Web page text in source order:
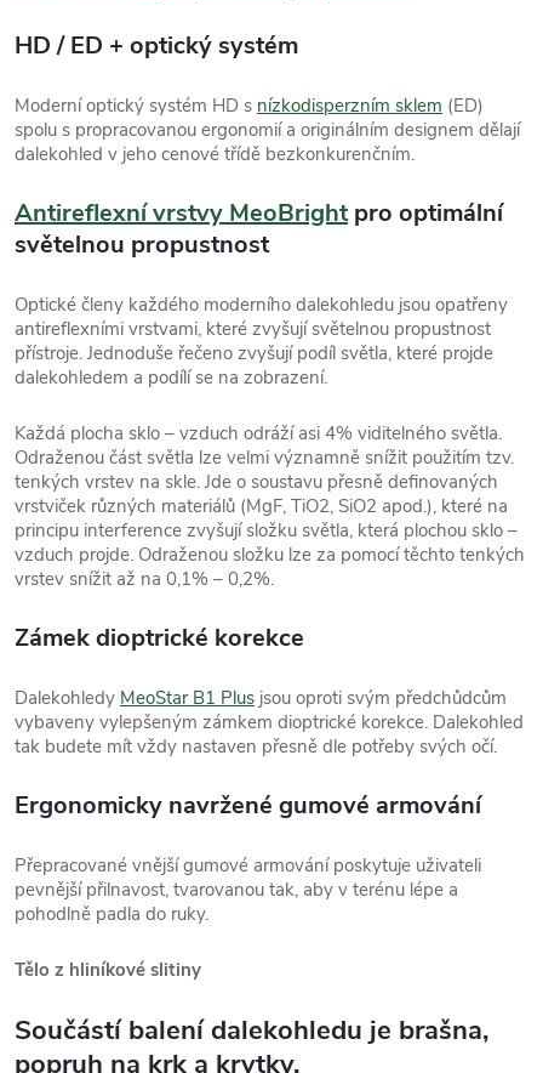
HD / ED + optický systém
Moderní optický systém HD s nízkodisperzním sklem (ED)
spolu s propracovanou ergonomií a originálním designem dělají
dalekohled v jeho cenové třídě bezkonkurenčním.
Antireflexní vrstvy MeoBrightpro optimální
světelnou propustnost
Optické členy každého moderního dalekohledu jsou opatřeny
antireflexními vrstvami, které zvyšují světelnou propustnost
přístroje. Jednoduše řečeno zvyšují podíl světla, které projde
dalekohledem a podílí se na zobrazení.
Každá plocha sklo – vzduch odráží asi 4% viditelného světla.
Odraženou část světla lze velmi významně snížit použitím tzv.
tenkých vrstev na skle. Jde o soustavu přesně definovaných
vrstviček různých materiálů (MgF, TiO2, SiO2 apod.), které na
principu interference zvyšují složku světla, která plochou sklo –
vzduch projde. Odraženou složku lze za pomocí těchto tenkých
vrstev snížit až na 0,1% – 0,2%.
Zámek dioptrické korekce
Dalekohledy MeoStar B1 Plus jsou oproti svým předchůdcům
vybaveny vylepšeným zámkem dioptrické korekce. Dalekohled
tak budete mít vždy nastaven přesně dle potřeby svých očí.
Ergonomicky navržené gumové armování
Přepracované vnější gumové armování poskytuje uživateli
pevnější přilnavost, tvarovanou tak, aby v terénu lépe a
pohodlně padla do ruky.
Tělo z hliníkové slitiny
Součástí balení dalekohledu je brašna,
popruh na krk a krytky.